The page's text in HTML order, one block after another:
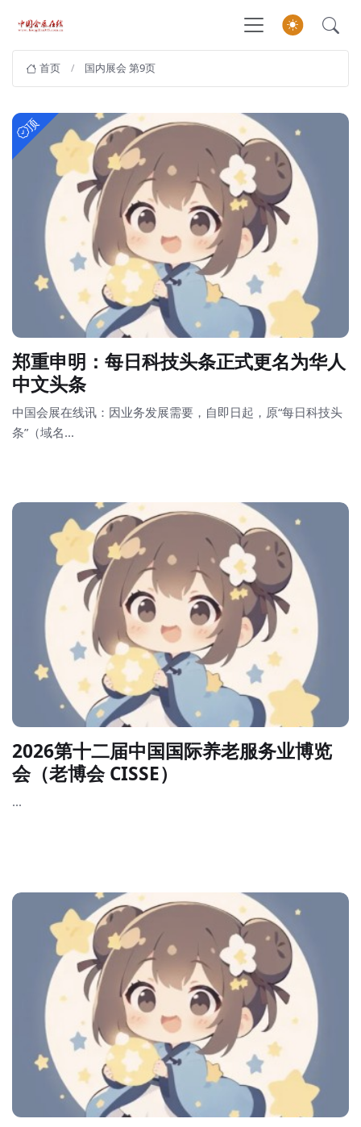
首页 国内展会 第9页
顶
郑重申明：每日科技头条正式更名为华人
中文头条
中国会展在线讯：因业务发展需要，自即日起，原“每日科技头
条”（域名...
2026第十二届中国国际养老服务业博览
会（老博会 CISSE）
...